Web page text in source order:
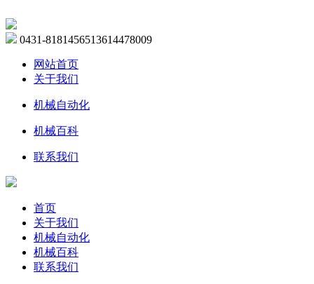
0431-8181456513614478009
网站首页
关于我们
机械自动化
机械百科
联系我们
首页
关于我们
机械自动化
机械百科
联系我们